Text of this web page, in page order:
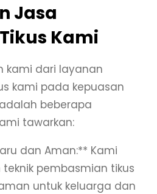
Jasa
Kami
kami dari layanan
kami pada kepuasan
beberapa
tawarkan:
dan Aman:** Kami
pembasmian tikus
untuk keluarga dan